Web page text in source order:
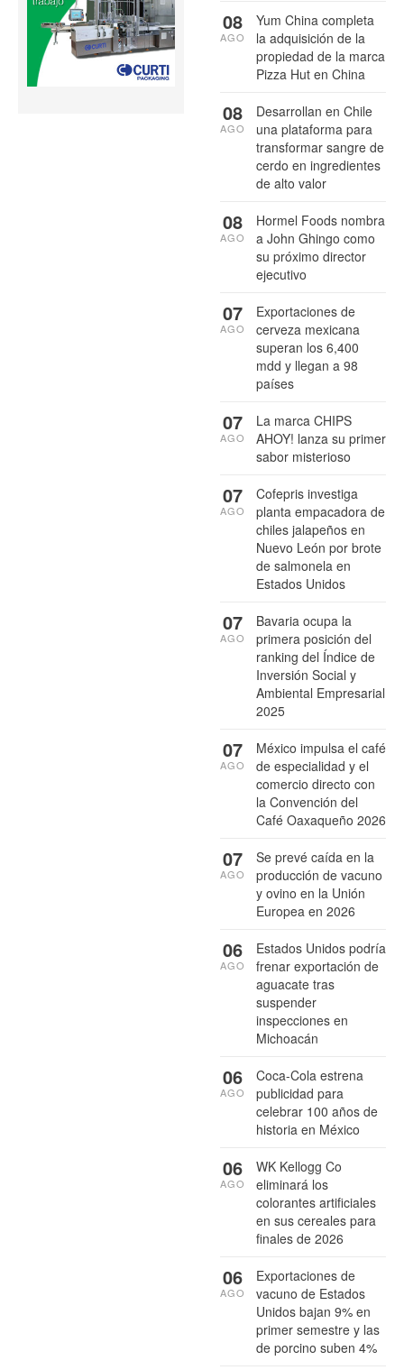
Yum China completa
la adquisición de la
propiedad de la marca
Pizza Hut en China
08
AGO
Desarrollan en Chile
una plataforma para
transformar sangre de
cerdo en ingredientes
de alto valor
08
AGO
Hormel Foods nombra
a John Ghingo como
su próximo director
ejecutivo
08
AGO
Exportaciones de
cerveza mexicana
superan los 6,400
mdd y llegan a 98
países
07
AGO
La marca CHIPS
AHOY! lanza su primer
sabor misterioso
07
AGO
Cofepris investiga
planta empacadora de
chiles jalapeños en
Nuevo León por brote
de salmonela en
Estados Unidos
07
AGO
Bavaria ocupa la
primera posición del
ranking del Índice de
Inversión Social y
Ambiental Empresarial
2025
07
AGO
México impulsa el café
de especialidad y el
comercio directo con
la Convención del
Café Oaxaqueño 2026
07
AGO
Se prevé caída en la
producción de vacuno
y ovino en la Unión
Europea en 2026
07
AGO
Estados Unidos podría
frenar exportación de
aguacate tras
suspender
inspecciones en
Michoacán
06
AGO
Coca-Cola estrena
publicidad para
celebrar 100 años de
historia en México
06
AGO
WK Kellogg Co
eliminará los
colorantes artificiales
en sus cereales para
finales de 2026
06
AGO
Exportaciones de
vacuno de Estados
Unidos bajan 9% en
primer semestre y las
de porcino suben 4%
06
AGO